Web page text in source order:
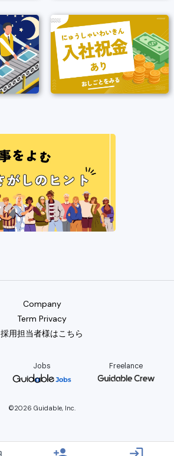
Company
Term Privacy
採用担当者様はこちら
Jobs Freelance
©2026 Guidable, Inc.